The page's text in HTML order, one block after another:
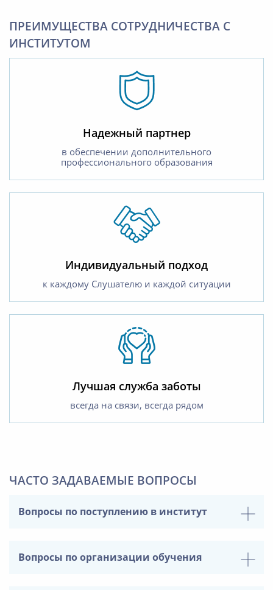
ПРЕИМУЩЕСТВА СОТРУДНИЧЕСТВА С
ИНСТИТУТОМ
Надежный партнер
в обеспечении дополнительного
профессионального образования
Индивидуальный подход
к каждому Слушателю и каждой ситуации
Лучшая служба заботы
всегда на связи, всегда рядом
ЧАСТО ЗАДАВАЕМЫЕ ВОПРОСЫ
Вопросы по поступлению в институт
Вопросы по организации обучения